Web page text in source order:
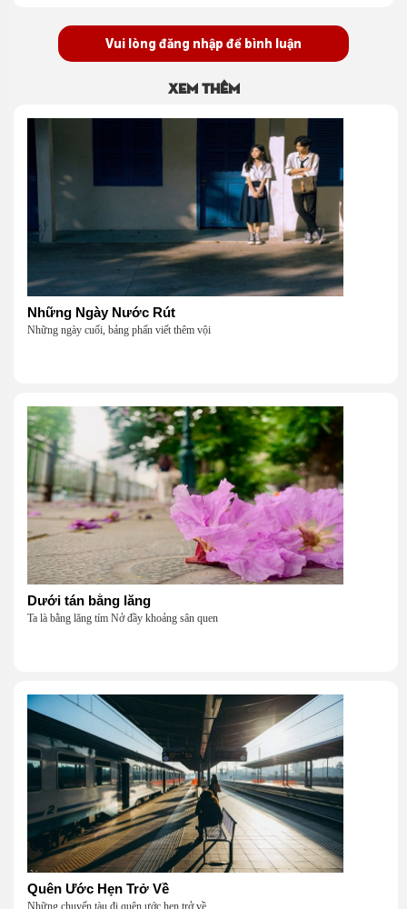
Vui lòng đăng nhập để bình luận
Xem thêm
Những Ngày Nước Rút
Những ngày cuối, bảng phấn viết thêm vội
Dưới tán bằng lăng
Ta là bằng lăng tím Nở đầy khoảng sân quen
Quên Ước Hẹn Trở Về
Những chuyến tàu đi quên ước hẹn trở về